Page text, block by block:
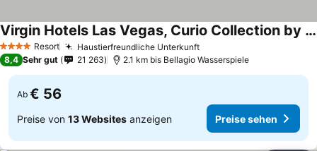
4 Sterne Resort Haustierfreundliche Unterkunft
Virgin Hotels Las Vegas, Curio Collection by Hilton
8,4 Sehr gut 21 263 2.1 km bis Bellagio Wasserspiele
Ab € 56
Preise von 13 Websites anzeigen Preise sehen